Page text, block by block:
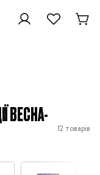
ВЕСНА-
12 товарів